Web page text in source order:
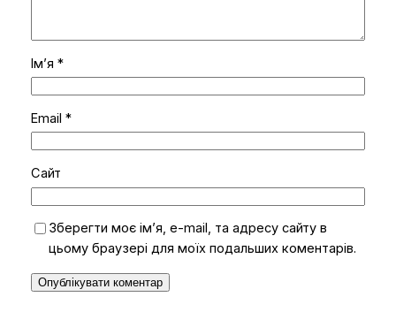
Ім’я *
Email *
Сайт
Зберегти моє ім’я, e-mail, та адресу сайту в
цьому браузері для моїх подальших коментарів.